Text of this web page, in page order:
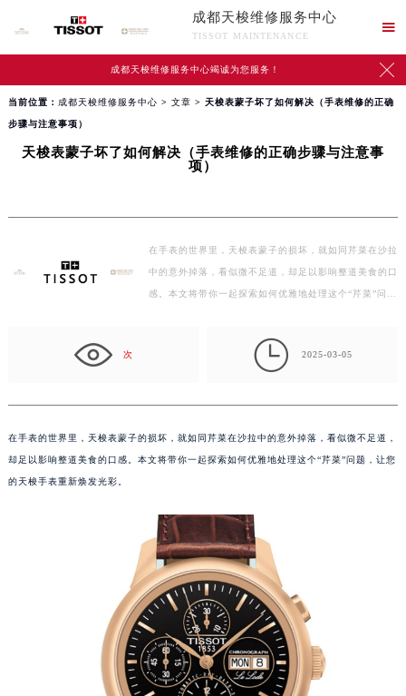
成都天梭维修服务中心
TISSOT MAINTENANCE

成都天梭维修服务中心竭诚为您服务！ 
当前位置： 成都天梭维修服务中心 > 文章 > 天梭表蒙子坏了如何解决（手表维修的正确
步骤与注意事项）
天梭表蒙子坏了如何解决（手表维修的正确步骤与注意事
项）
在手表的世界里，天梭表蒙子的损坏，就如同芹菜在沙拉
中的意外掉落，看似微不足道，却足以影响整道美食的口
感。本文将带你一起探索如何优雅地处理这个“芹菜”问…
次  2025-03-05
在手表的世界里，天梭表蒙子的损坏，就如同芹菜在沙拉中的意外掉落，看似微不足道，
却足以影响整道美食的口感。本文将带你一起探索如何优雅地处理这个“芹菜”问题，让您
的天梭手表重新焕发光彩。